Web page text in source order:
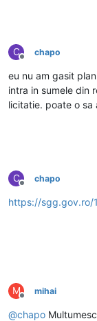
C
Deconectat
chapo
eu nu am gasit
intra in sumele din
licitatie. poate o sa
C
Deconectat
chapo
https://
M
Deconectat
mihai
@chapo